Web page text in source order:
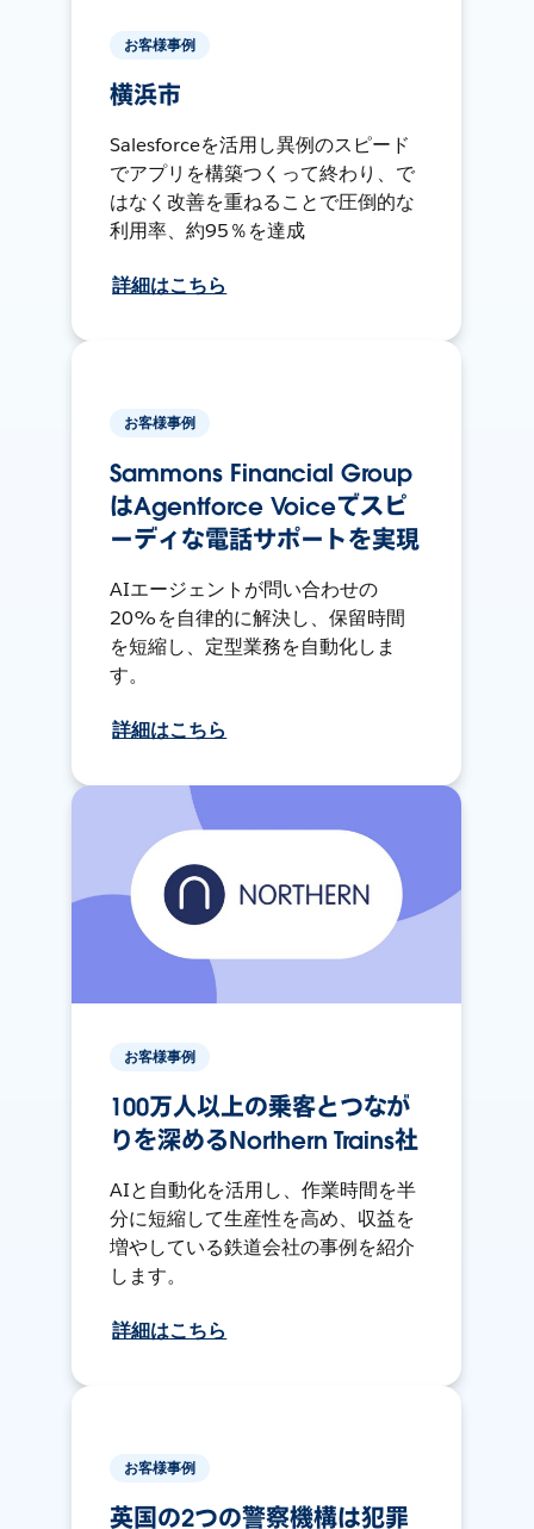
お客様事例
横浜市
Salesforceを活用し異例のスピード
でアプリを構築つくって終わり、で
はなく改善を重ねることで圧倒的な
利用率、約95％を達成
詳細はこちら
お客様事例
Sammons Financial Group
はAgentforce Voiceでスピ
ーディな電話サポートを実現
AIエージェントが問い合わせの
20%を自律的に解決し、保留時間
を短縮し、定型業務を自動化しま
す。
詳細はこちら
お客様事例
100万人以上の乗客とつなが
りを深めるNorthern Trains社
AIと自動化を活用し、作業時間を半
分に短縮して生産性を高め、収益を
増やしている鉄道会社の事例を紹介
します。
詳細はこちら
お客様事例
英国の2つの警察機構は犯罪